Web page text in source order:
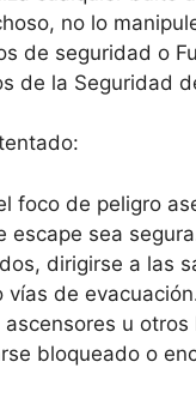
no lo
de seguridad o
de la Seguridad
foco de peligro
escape sea
dirigirse a las
vías de
u
bloqueado o